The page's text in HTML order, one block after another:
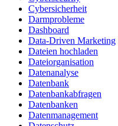
Cybersicherheit
Darmprobleme
Dashboard
Data-Driven Marketing
Dateien hochladen
Dateiorganisation
Datenanalyse
Datenbank
Datenbankabfragen
Datenbanken
Datenmanagement